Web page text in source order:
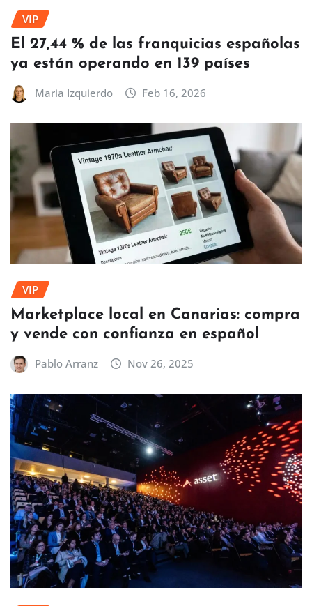
VIP
El 27,44 % de las franquicias españolas
ya están operando en 139 países
Maria Izquierdo Feb 16, 2026
VIP
Marketplace local en Canarias: compra
y vende con confianza en español
Pablo Arranz Nov 26, 2025